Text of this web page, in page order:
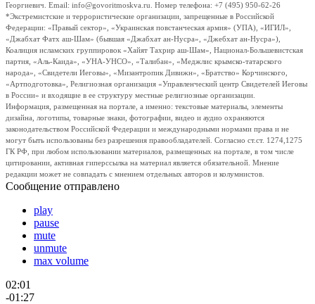
Георгиевич. Email: info@govoritmoskva.ru. Номер телефона: +7 (495) 950-62-26
*Экстремистские и террористические организации, запрещенные в Российской
Федерации: «Правый сектор», «Украинская повстанческая армия» (УПА), «ИГИЛ»,
«Джабхат Фатх аш-Шам» (бывшая «Джабхат ан-Нусра», «Джебхат ан-Нусра»),
Коалиция исламских группировок «Хайят Тахрир аш-Шам», Национал-Большевистская
партия, «Аль-Каида», «УНА-УНСО», «Талибан», «Меджлис крымско-татарского
народа», «Свидетели Иеговы», «Мизантропик Дивижн», «Братство» Корчинского,
«Артподготовка», Религиозная организация «Управленческий центр Свидетелей Иеговы
в России» и входящие в ее структуру местные религиозные организации.
Информация, размещенная на портале, а именно: текстовые материалы, элементы
дизайна, логотипы, товарные знаки, фотографии, видео и аудио охраняются
законодательством Российской Федерации и международными нормами права и не
могут быть использованы без разрешения правообладателей. Согласно ст.ст. 1274,1275
ГК РФ, при любом использовании материалов, размещенных на портале, в том числе
цитировании, активная гиперссылка на материал является обязательной. Мнение
редакции может не совпадать с мнением отдельных авторов и колумнистов.
Сообщение отправлено
play
pause
mute
unmute
max volume
02:01
-01:27